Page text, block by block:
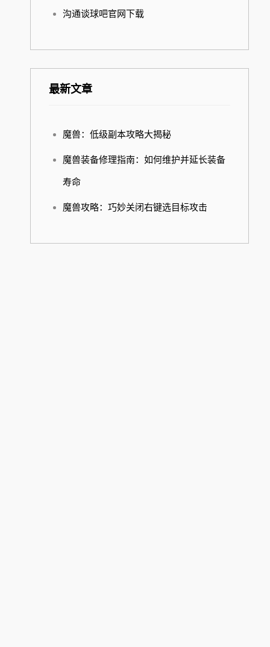
沟通谈球吧官网下载
最新文章
魔兽：低级副本攻略大揭秘
魔兽装备修理指南：如何维护并延长装备
寿命
魔兽攻略：巧妙关闭右键选目标攻击